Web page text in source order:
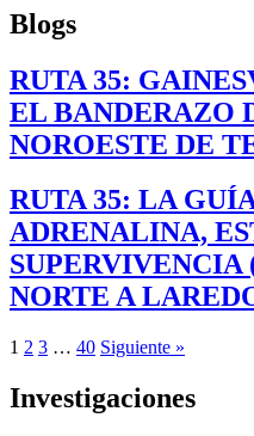
Blogs
RUTA 35:
EL BANDERAZO
NOROESTE DE
RUTA 35: LA
ADRENALINA,
NORTE A
1 2 3 … 40 Siguiente »
Investigaciones